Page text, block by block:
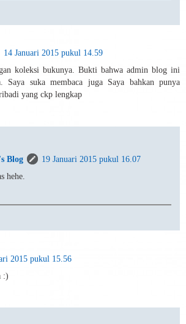
14 Januari 2015 pukul 14.59
koleksi bukunya. Bukti bahwa admin blog ini
Saya suka membaca juga Saya bahkan punya
yang ckp lengkap
Blog
19 Januari 2015 pukul 16.07
hehe.
2015 pukul 15.56
:)